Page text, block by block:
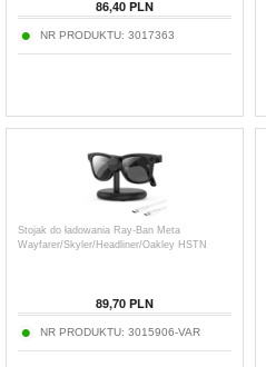
86,40 PLN
NR PRODUKTU: 3017363
Stojak do ładowania Ray-Ban Meta
Wayfarer/Skyler/Headliner/Oakley HSTN
89,70 PLN
NR PRODUKTU: 3015906-VAR